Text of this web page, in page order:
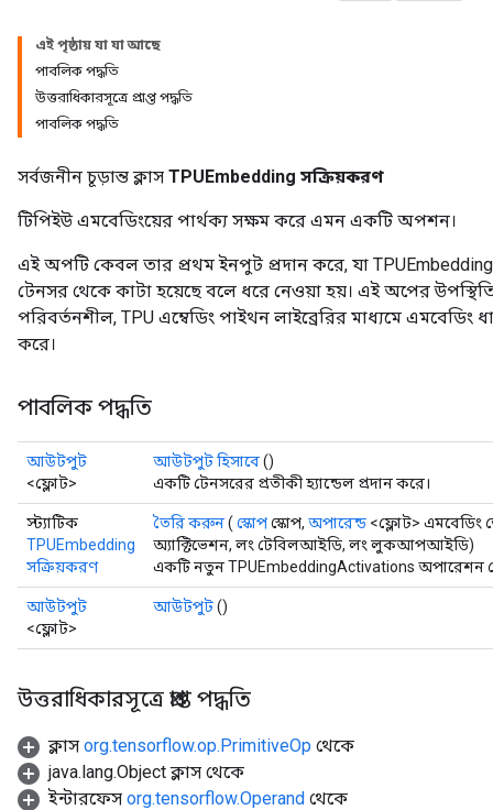
এই পৃষ্ঠায় যা যা আছে
পাবলিক পদ্ধতি
উত্তরাধিকারসূত্রে প্রাপ্ত পদ্ধতি
পাবলিক পদ্ধতি
সর্বজনীন চূড়ান্ত ক্লাস TPUEmbedding সক্রিয়করণ
টিপিইউ এমবেডিংয়ের পার্থক্য সক্ষম করে এমন একটি অপশন।
এই অপটি কেবল তার প্রথম ইনপুট প্রদান করে, যা
টেনসর থেকে কাটা হয়েছে বলে ধরে নেওয়া হয়। এই অপের
পরিবর্তনশীল, TPU এম্বেডিং পাইথন লাইব্রেরির মাধ্যমে এমবেডিং
করে।
পাবলিক পদ্ধতি
আউটপুট
<ফ্লোট>
আউটপুট হিসাবে()
একটি টেনসরের প্রতীকী হ্যান্ডেল প্রদান করে।
স্ট্যাটিক
TPUEmbedding
সক্রিয়করণ
তৈরি করুন( স্কোপস্কোপ, অপারেন্ড <ফ্লোট> এমবেডিং
অ্যাক্টিভেশন, লং টেবিলআইডি, লং লুকআপআইডি)
একটি নতুন TPUEmbeddingActivations অপারেশন
আউটপুট
<ফ্লোট>
আউটপুট()
উত্তরাধিকারসূত্রে প্রাপ্ত পদ্ধতি
ক্লাস org.tensorflow.op.PrimitiveOp থেকে
java.lang.Object ক্লাস থেকে
ইন্টারফেস org.tensorflow.Operand থেকে